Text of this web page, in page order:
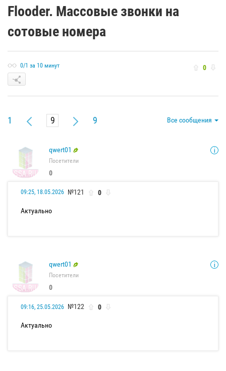
Flooder. Массовые звонки на
сотовые номера
0/1 за 10 минут 0
1 9 Все сообщения
qwert01
Посетители
0
09:25, 18.05.2026 №121 0
Актуально
qwert01
Посетители
0
09:16, 25.05.2026 №122 0
Актуально